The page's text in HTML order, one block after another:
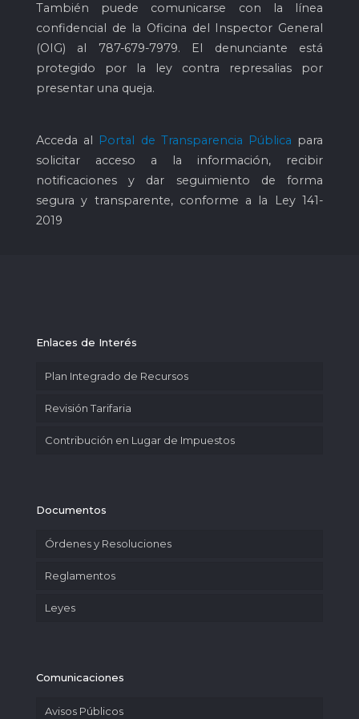
También puede comunicarse con la línea
confidencial de la Oficina del Inspector General
(OIG) al 787-679-7979. El denunciante está
protegido por la ley contra represalias por
presentar una queja.
Acceda al Portal de Transparencia Pública para
solicitar acceso a la información, recibir
notificaciones y dar seguimiento de forma
segura y transparente, conforme a la Ley 141-
2019
Enlaces de Interés
Plan Integrado de Recursos
Revisión Tarifaria
Contribución en Lugar de Impuestos
Documentos
Órdenes y Resoluciones
Reglamentos
Leyes
Comunicaciones
Avisos Públicos